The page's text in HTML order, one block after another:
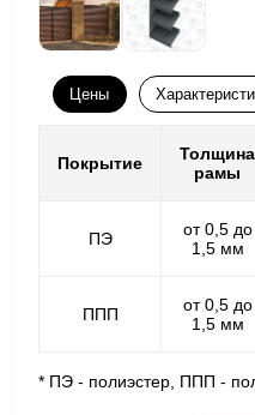
Цены
Покрытие
Толщина
рамы
ПЭ
от 0,5 до
1,5 мм
ППП
от 0,5 до
1,5 мм
* ПЭ - полиэстер, ППП -